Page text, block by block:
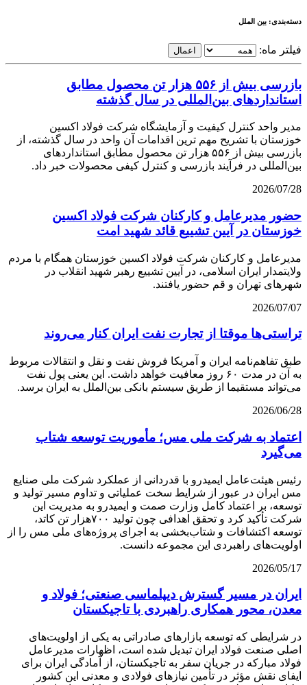
دسته‌بندی: بین الملل
فیلتر ماه: اعمال
بازرسی بیش از ۵۵۶ هزار تن محصول مطابق
استانداردهای بین‌المللی در سال گذشته
مدیر واحد کنترل کیفیت و آزمایشگاه شرکت فولاد اکسین
خوزستان با تشریح مهم‌ ترین اقدامات آن واحد در سال گذشته، از
بازرسی بیش از ۵۵۶ هزار تن محصول مطابق استانداردهای
بین‌المللی در فرآیند بازرسی و کنترل کیفی محصولات خبر داد.
2026/07/28
حضور مدیرعامل و کارکنان شرکت فولاد اکسین
خوزستان در آیین تشییع قائد شهید امت
مدیرعامل و کارکنان شرکت فولاد اکسین خوزستان همگام با مردم
ولایتمدار ایران اسلامی، در آیین تشییع رهبر شهید انقلاب در
شهرهای تهران و قم حضور یافتند.
2026/07/07
تراستی‌ها موقتا از تجارت نفت ایران کنار می‌روند
طبق تفاهم‌نامه ایران و آمریکا فروش نفت و نقل و انتقالات مربوط
به آن در مدت ۶۰ روز معافیت خواهد داشت. این یعنی پول نفت
می‌تواند مستقیما از طریق سیستم بانکی بین‌الملل به ایران برسد.
2026/06/28
اعتماد به شرکت ملی مس؛ مأموریت توسعه شتاب
می‌گیرد
رئیس هیئت‌عامل ایمیدرو با قدردانی از عملکرد شرکت ملی صنایع
مس ایران در عبور از شرایط سخت عملیاتی و تداوم مسیر تولید و
توسعه، بر اعتماد کامل وزارت صمت و ایمیدرو به مدیریت این
شرکت تأکید کرد و تحقق اهدافی چون تولید ۷۰۰هزار تن کاتد،
توسعه اکتشافات و شتاب‌بخشی به اجرای پروژه‌های ملی مس را از
اولویت‌های راهبردی این مجموعه دانست.
2026/05/17
ایران در مسیر گسترش دیپلماسی صنعتی؛ فولاد و
معدن، محور همکاری راهبردی با تاجیکستان
در شرایطی که توسعه بازارهای صادراتی به یکی از اولویت‌های
اصلی صنعت فولاد ایران تبدیل شده است، اظهارات مدیرعامل
فولاد مبارکه در جریان سفر به تاجیکستان، از آمادگی ایران برای
ایفای نقش مؤثر در تأمین نیازهای فولادی و معدنی این کشور